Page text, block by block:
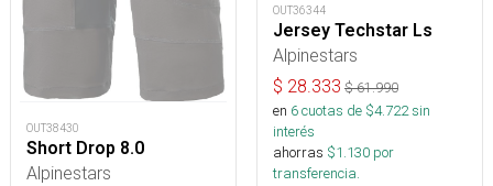
OUT38430
Short Drop 8.0
Alpinestars
OUT36344
Jersey Techstar Ls
Alpinestars
$ 28.333 $61.990
en 6cuotas de $4.722sin
interés
ahorras $1.130 por
transferencia.